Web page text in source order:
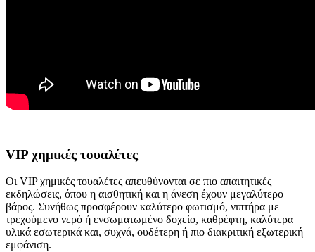
VIP χημικές τουαλέτες
Οι VIP χημικές τουαλέτες απευθύνονται σε πιο απαιτητικές
εκδηλώσεις, όπου η αισθητική και η άνεση έχουν μεγαλύτερο
βάρος. Συνήθως προσφέρουν καλύτερο φωτισμό, νιπτήρα με
τρεχούμενο νερό ή ενσωματωμένο δοχείο, καθρέφτη, καλύτερα
υλικά εσωτερικά και, συχνά, ουδέτερη ή πιο διακριτική εξωτερική
εμφάνιση.